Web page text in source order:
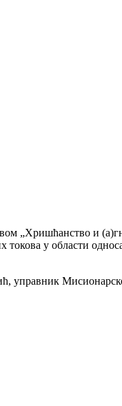
„Хришћанство и
у области
управник